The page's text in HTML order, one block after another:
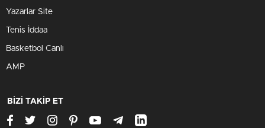
Yazarlar Site
Tenis İddaa
Basketbol Canlı
AMP
BİZİ TAKİP ET